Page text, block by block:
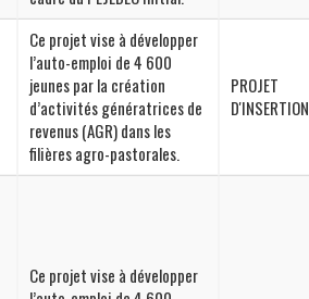
Ce projet vise à développer
l’auto-emploi de 4 600
jeunes par la création
d’activités génératrices de
revenus (AGR) dans les
filières agro-pastorales.
PROJET
D'INSERTION
Ce projet vise à développer